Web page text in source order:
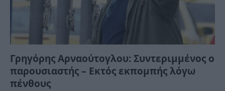
Γρηγόρης Αρναούτογλου: Συντεριμμένος ο
παρουσιαστής – Εκτός εκπομπής λόγω
πένθους